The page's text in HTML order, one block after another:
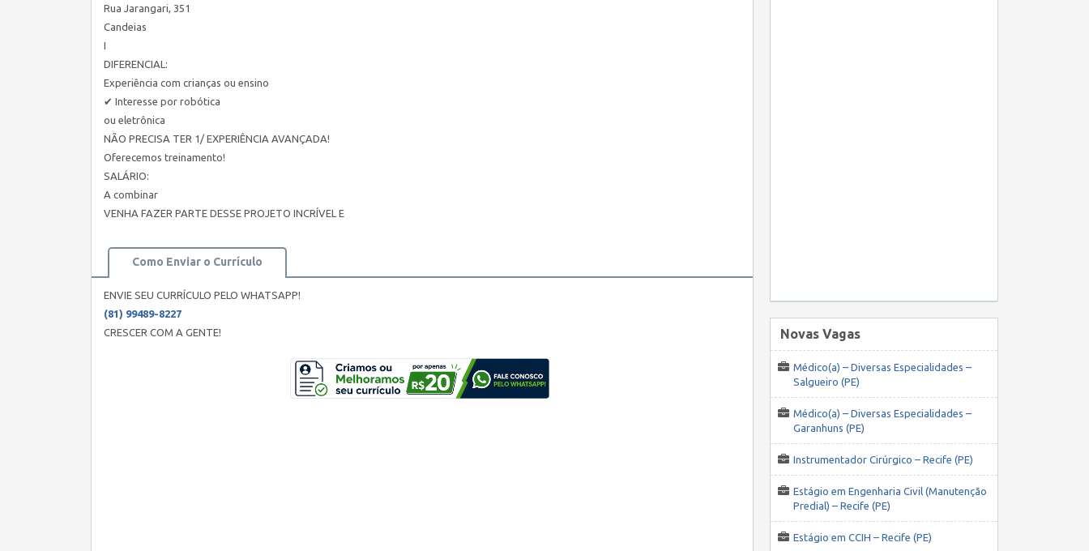
Rua Jarangari, 351
Candeias
I
DIFERENCIAL:
Experiência com crianças ou ensino
✔ Interesse por robótica
ou eletrônica
NÃO PRECISA TER 1/ EXPERIÊNCIA AVANÇADA!
Oferecemos treinamento!
SALÁRIO:
A combinar
VENHA FAZER PARTE DESSE PROJETO INCRÍVEL E
Como Enviar o Currículo
ENVIE SEU CURRÍCULO PELO WHATSAPP!
(81) 99489-8227
CRESCER COM A GENTE!
Novas Vagas
Médico(a) – Diversas Especialidades –
Salgueiro (PE)
Médico(a) – Diversas Especialidades –
Garanhuns (PE)
Instrumentador Cirúrgico – Recife (PE)
Estágio em Engenharia Civil (Manutenção
Predial) – Recife (PE)
Estágio em CCIH – Recife (PE)